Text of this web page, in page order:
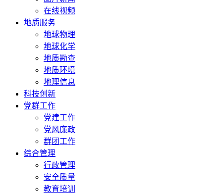
在线视频
地质服务
地球物理
地球化学
地质勘查
地质环境
地理信息
科技创新
党群工作
党建工作
党风廉政
群团工作
综合管理
行政管理
安全质量
教育培训